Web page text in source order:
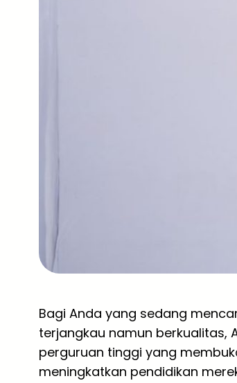
Bagi Anda yang sedang
terjangkau namun berkualitas,
perguruan tinggi yang
meningkatkan pendidikan